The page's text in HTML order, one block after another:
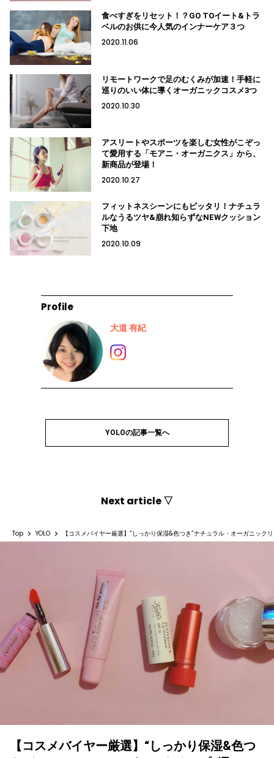
食べすぎをリセット！？GO TOイート&トラ
ベルのお供に今人気のインナーケア３つ
2020.11.06
リモートワークで足のむくみが加速！手軽に
巡りのいい体に導くオーガニックコスメ3つ
2020.10.30
アスリートやスポーツを楽しむ女性がこぞっ
て愛用する「モアニ・オーガニクス」から、
新商品が登場！
2020.10.27
フィットネスシーンにもピッタリ！ナチュラ
ルなうるツヤ&崩れ知らずなNEWクッション
下地
2020.10.09
Profile
大道 有紀
YOLOの記事一覧へ
Next article ▽
Top YOLO 【コスメバイヤー厳選】“しっかり保湿&色つき”ナチュラル・オーガニック
【コスメバイヤー厳選】“しっかり保湿&色つ